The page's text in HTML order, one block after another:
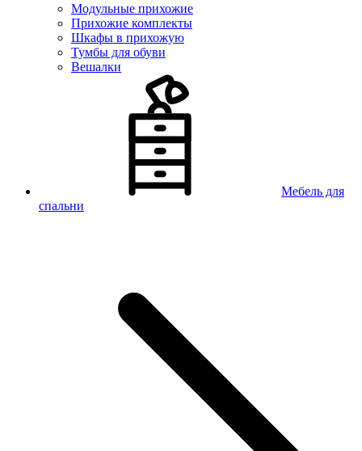
Модульные прихожие
Прихожие комплекты
Шкафы в прихожую
Тумбы для обуви
Вешалки
Мебель для
спальни